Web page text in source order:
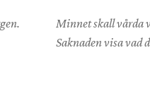
Minnet skall vårda
Saknaden visa vad